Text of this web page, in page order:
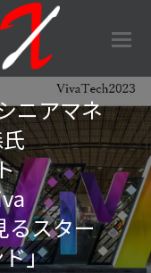
ニアマネ
るスター
」